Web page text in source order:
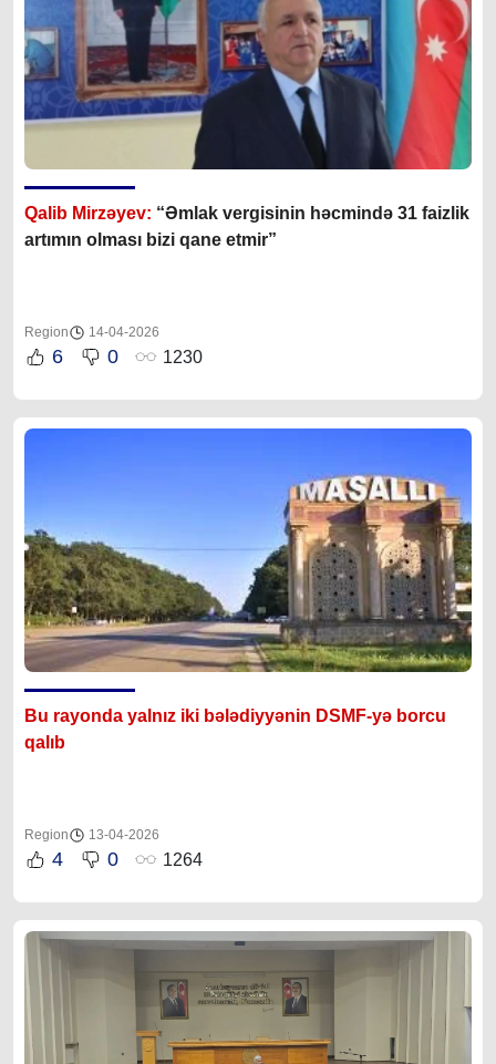
Qalib Mirzəyev: “Əmlak vergisinin həcmində 31 faizlik
artımın olması bizi qane etmir”
Region 14-04-2026
6 0 1230
Bu rayonda yalnız iki bələdiyyənin DSMF-yə borcu
qalıb
Region 13-04-2026
4 0 1264